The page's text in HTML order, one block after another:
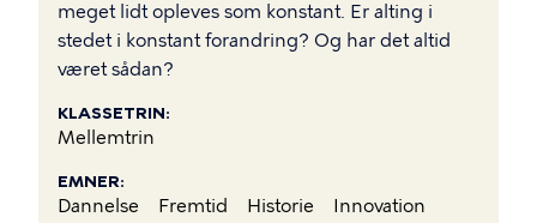
meget lidt opleves som konstant. Er alting i
stedet i konstant forandring? Og har det altid
været sådan?
KLASSETRIN
Mellemtrin
EMNER
Dannelse Fremtid Historie
Innovation